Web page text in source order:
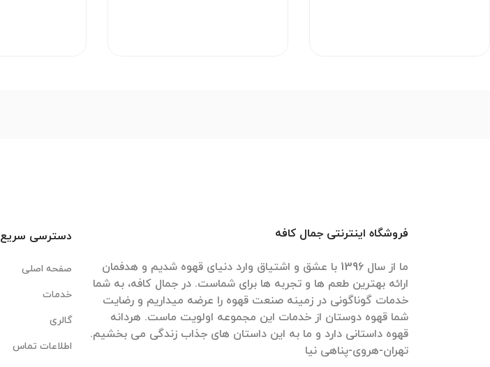
فروشگاه اینترنتی جمال کافه
ما از سال 1396 با عشق و اشتیاق وارد دنیای قهوه شدیم و هدفمان
ارائه بهترین طعم ها و تجربه ها برای شماست. در جمال کافه، به شما
خدمات گوناگونی در زمینه صنعت قهوه را عرضه میداریم و رضایت
شما قهوه دوستان از خدمات این مجموعه اولویت ماست. هردانه
قهوه داستانی دارد و ما به این داستان های جذاب زندگی می بخشیم.
تهران-هروی-پناهی نیا
دسترسی سریع
صفحه اصلی
خدمات
گالری
اطلاعات تماس